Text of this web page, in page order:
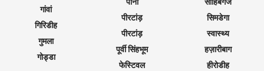
गांवां
गिरिडीह
गुमला
गोड्डा
पीरटांड़
पीरटांड़
पूर्वी सिंहभूम
फेस्टिवल
सिमडेगा
स्वास्थ्य
हज़ारीबाग
हीरोडीह